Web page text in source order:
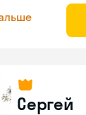
Сергей